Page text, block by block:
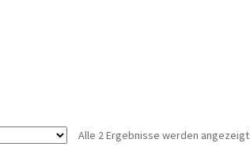
Alle 2 Ergebnisse werden angezeigt